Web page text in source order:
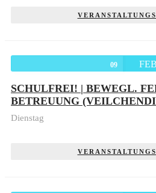
09
SCHULFREI! | BEWEGL.
BETREUUNG
Dienstag